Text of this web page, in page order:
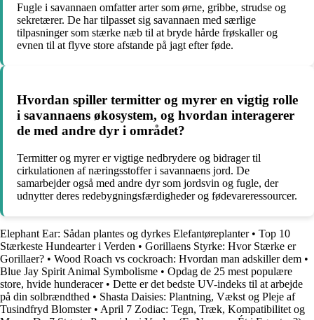
Fugle i savannaen omfatter arter som ørne, gribbe, strudse og
sekretærer. De har tilpasset sig savannaen med særlige
tilpasninger som stærke næb til at bryde hårde frøskaller og
evnen til at flyve store afstande på jagt efter føde.
Hvordan spiller termitter og myrer en vigtig rolle
i savannaens økosystem, og hvordan interagerer
de med andre dyr i området?
Termitter og myrer er vigtige nedbrydere og bidrager til
cirkulationen af næringsstoffer i savannaens jord. De
samarbejder også med andre dyr som jordsvin og fugle, der
udnytter deres redebygningsfærdigheder og fødevareressourcer.
Elephant Ear: Sådan plantes og dyrkes Elefantøreplanter• Top 10
Stærkeste Hundearter i Verden • Gorillaens Styrke: Hvor Stærke er
Gorillaer? • Wood Roach vs cockroach: Hvordan man adskiller dem •
Blue Jay Spirit Animal Symbolisme • Opdag de 25 mest populære
store, hvide hunderacer• Dette er det bedste UV-indeks til at arbejde
på din solbrændthed • Shasta Daisies: Plantning, Vækst og Pleje af
Tusindfryd Blomster• April 7 Zodiac: Tegn, Træk, Kompatibilitet og